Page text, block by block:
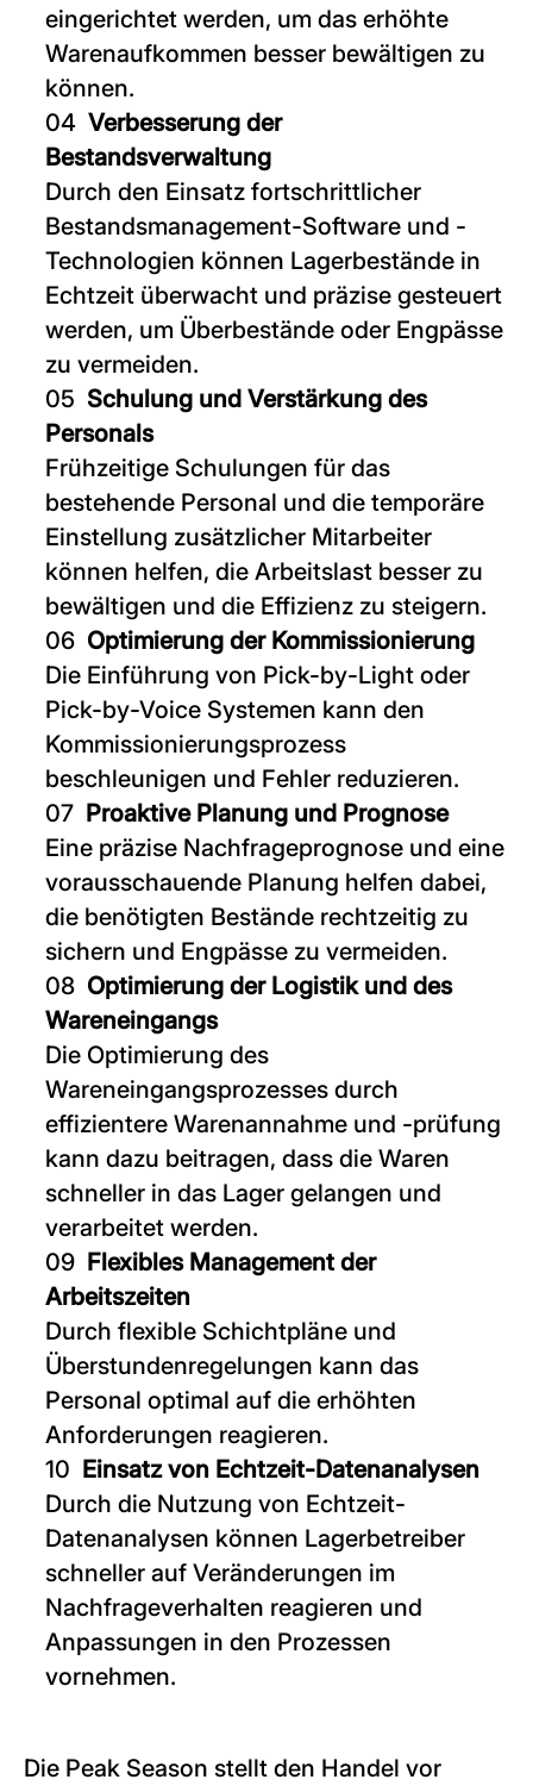
eingerichtet werden, um das erhöhte
Warenaufkommen besser bewältigen zu
können.
Verbesserung der
Bestandsverwaltung
Durch den Einsatz fortschrittlicher
Bestandsmanagement-Software und -
Technologien können Lagerbestände in
Echtzeit überwacht und präzise gesteuert
werden, um Überbestände oder Engpässe
zu vermeiden.
Schulung und Verstärkung des
Personals
Frühzeitige Schulungen für das
bestehende Personal und die temporäre
Einstellung zusätzlicher Mitarbeiter
können helfen, die Arbeitslast besser zu
bewältigen und die Effizienz zu steigern.
Optimierung der Kommissionierung
Die Einführung von Pick-by-Light oder
Pick-by-Voice Systemen kann den
Kommissionierungsprozess
beschleunigen und Fehler reduzieren.
Proaktive Planung und Prognose
Eine präzise Nachfrageprognose und eine
vorausschauende Planung helfen dabei,
die benötigten Bestände rechtzeitig zu
sichern und Engpässe zu vermeiden.
Optimierung der Logistik und des
Wareneingangs
Die Optimierung des
Wareneingangsprozesses durch
effizientere Warenannahme und -prüfung
kann dazu beitragen, dass die Waren
schneller in das Lager gelangen und
verarbeitet werden.
Flexibles Management der
Arbeitszeiten
Durch flexible Schichtpläne und
Überstundenregelungen kann das
Personal optimal auf die erhöhten
Anforderungen reagieren.
Einsatz von Echtzeit-Datenanalysen
Durch die Nutzung von Echtzeit-
Datenanalysen können Lagerbetreiber
schneller auf Veränderungen im
Nachfrageverhalten reagieren und
Anpassungen in den Prozessen
vornehmen.
Die Peak Season stellt den Handel vor